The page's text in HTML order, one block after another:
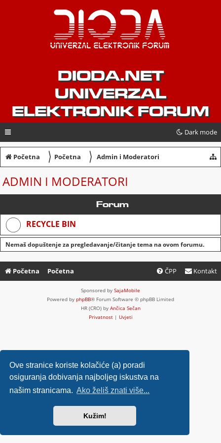
Ove stranice koriste kolačiće (a) poradi
osiguranja dobivanja najboljeg iskustva na
našim stranicama. Ako želiš znati više...
Kužim!
DIODA.NET
UNIVERZAL
ELEKTRONIK FORUM
Dark mode
Početna 〉 Početna 〉 Admin i Moderatori
ADMIN I MODERATORI
Forum
RECYCLE BIN
Nemaš dopuštenje za pregledavanje/čitanje tema na ovom forumu.
Početna Početna Kontakt
ČPP
Sponsored by SajaMobile
Powered by phpBB® Forum Software © phpBB Limited
HR (CRO) by Ančica Sečan
Privatnost| Uvjeti